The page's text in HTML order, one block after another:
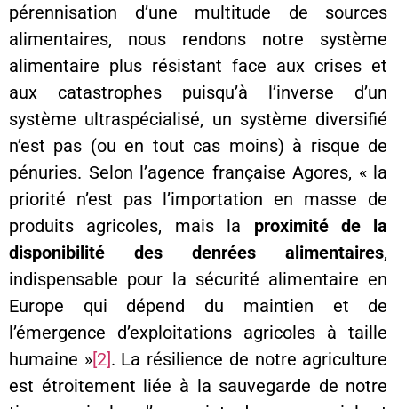
pérennisation d’une multitude de sources
alimentaires, nous rendons notre système
alimentaire plus résistant face aux crises et
aux catastrophes puisqu’à l’inverse d’un
système ultraspécialisé, un système diversifié
n’est pas (ou en tout cas moins) à risque de
pénuries. Selon l’agence française Agores, « la
priorité n’est pas l’importation en masse de
produits agricoles, mais la proximité de la
disponibilité des denrées alimentaires,
indispensable pour la sécurité alimentaire en
Europe qui dépend du maintien et de
l’émergence d’exploitations agricoles à taille
humaine »[2]. La résilience de notre agriculture
est étroitement liée à la sauvegarde de notre